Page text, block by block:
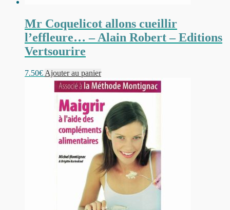
Mr Coquelicot allons cueillir
l’effleure… – Alain Robert – Editions
Vertsourire
7.50€ Ajouter au panier